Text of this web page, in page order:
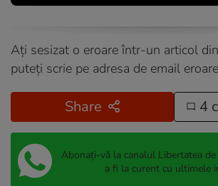
Ați sesizat o eroare într-un articol
puteți scrie pe adresa de email
Share 4
Abonați-vă la canalul Libertatea
a fi la curent cu ultimele